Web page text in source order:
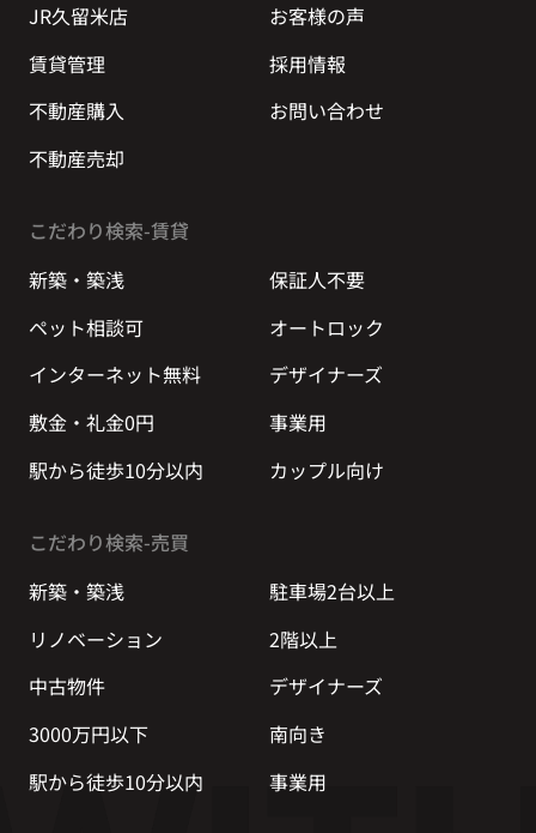
JR久留米店
お客様の声
賃貸管理
採用情報
不動産購入
お問い合わせ
不動産売却
こだわり検索-賃貸
新築・築浅
保証人不要
ペット相談可
オートロック
インターネット無料
デザイナーズ
敷金・礼金0円
事業用
駅から徒歩10分以内
カップル向け
こだわり検索-売買
新築・築浅
駐車場2台以上
リノベーション
2階以上
中古物件
デザイナーズ
3000万円以下
南向き
駅から徒歩10分以内
事業用